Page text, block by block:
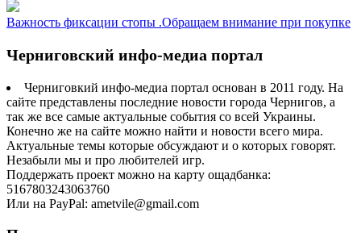
Важность фиксации стопы .Обращаем внимание при покупке
Черниговский инфо-медиа портал
Черниговкий инфо-медиа портал основан в 2011 году. На
сайте представлены последние новости города Чернигов, а
так же все самые актуальные события со всей Украины.
Конечно же на сайте можно найти и новости всего мира.
Актуальные темы которые обсуждают и о которых говорят.
Незабыли мы и про любителей игр.
Поддержать проект можно на карту ощадбанка:
5167803243063760
Или на PayPal: ametvile@gmail.com